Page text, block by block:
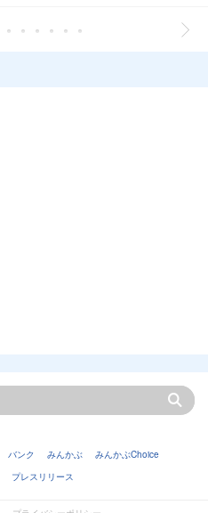
バンク みんかぶ
みんかぶChoice
プレスリリース